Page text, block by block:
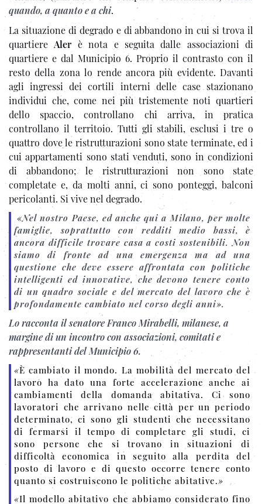
quando, a quanto e a chi.
La situazione di degrado e di abbandono in cui si trova il
quartiere Alerè nota e seguita dalle associazioni di
quartiere e dal Municipio 6. Proprio il contrasto con il
resto della zona lo rende ancora più evidente. Davanti
agli ingressi dei cortili interni delle case stazionano
individui che, come nei più tristemente noti quartieri
dello spaccio, controllano chi arriva, in pratica
controllano il territoio. Tutti gli stabili, esclusi i tre o
quattro dove le ristrutturazioni sono state terminate, ed i
cui appartamenti sono stati venduti, sono in condizioni
di abbandono; le ristrutturazioni non sono state
completate e, da molti anni, ci sono ponteggi, balconi
pericolanti. Si vive nel degrado.
«Nel nostro Paese, ed anche qui a Milano, per molte
famiglie, soprattutto con redditi medio bassi, è
ancora difficile trovare casa a costi sostenibili. Non
siamo di fronte ad una emergenza ma ad una
questione che deve essere affrontata con politiche
intelligenti ed innovative, che devono tenere conto
di un quadro sociale e del mercato del lavoro che è
profondamente cambiato nel corso degli anni».
Lo racconta il senatore Franco Mirabelli, milanese, a
margine di un incontro con associazioni, comitati e
rappresentanti del Municipio 6.
«È cambiato il mondo. La mobilità del mercato del
lavoro ha dato una forte accelerazione anche ai
cambiamenti della domanda abitativa. Ci sono
lavoratori che arrivano nelle città per un periodo
determinato, ci sono gli studenti che necessitano
di fermarsi il tempo di completare gli studi, ci
sono persone che si trovano in situazioni di
difficoltà economica in seguito alla perdita del
posto di lavoro e di questo occorre tenere conto
quanto si costruiscono le politiche abitative.»
«Il modello abitativo che abbiamo considerato fino